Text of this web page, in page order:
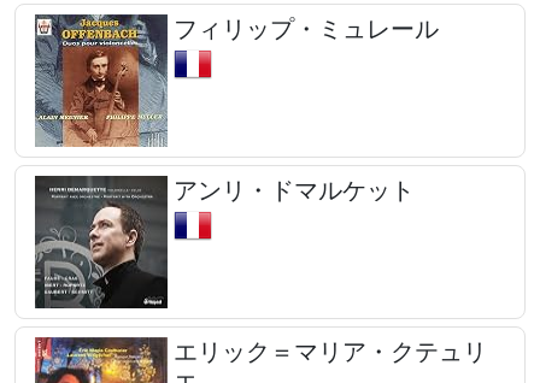
フィリップ・ミュレール
アンリ・ドマルケット
エリック＝マリア・クテュリ